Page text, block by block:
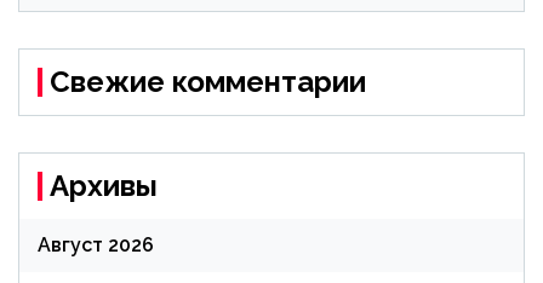
Свежие комментарии
Архивы
Август 2026